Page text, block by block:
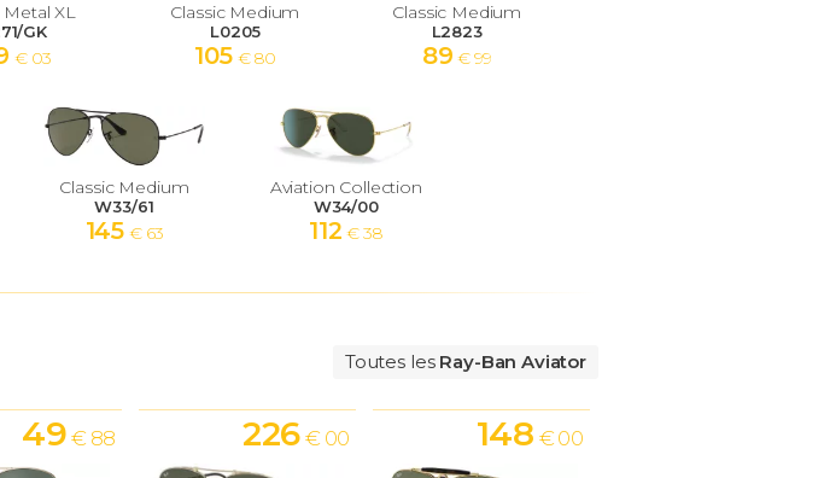
XL
GK
€ 03
Classic Medium
L0205
105 € 80
Classic Medium
L2823
89 € 99
Classic Medium
W33/61
145 € 63
Aviation Collection
W34/00
112 € 38
Toutes les Ray-Ban Aviator
49 € 88 226 € 00 148 € 00